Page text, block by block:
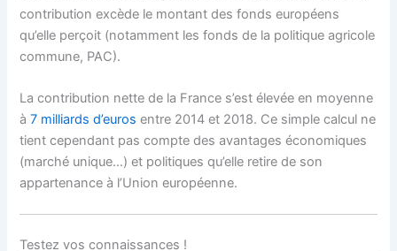
contribution excède le montant des fonds européens
qu’elle perçoit (notamment les fonds de la politique agricole
commune, PAC).
La contribution nette de la France s’est élevée en moyenne
à7 milliards d’euros entre 2014 et 2018. Ce simple calcul ne
tient cependant pas compte des avantages économiques
(marché unique…) et politiques qu’elle retire de son
appartenance à l’Union européenne.
Testez vos connaissances !